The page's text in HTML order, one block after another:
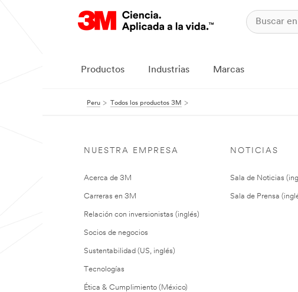
Productos Industrias Marcas
Peru Todos los productos 3M
NUESTRA EMPRESA
Acerca de 3M
Carreras en 3M
Relación con inversionistas (inglés)
Socios de negocios
Sustentabilidad (US, inglés)
Tecnologías
Ética & Cumplimiento (México)
NOTICIAS
Sala de Noticias
Sala de Prensa